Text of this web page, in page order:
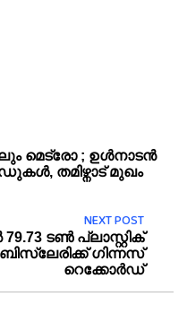
മെട്രോ ; ഉൾനാടൻ
തമിഴ്നാട് മുഖം
NEXT POST
ടൺ പ്ലാസ്റ്റിക്
ഗിന്നസ്
റെക്കോർഡ്